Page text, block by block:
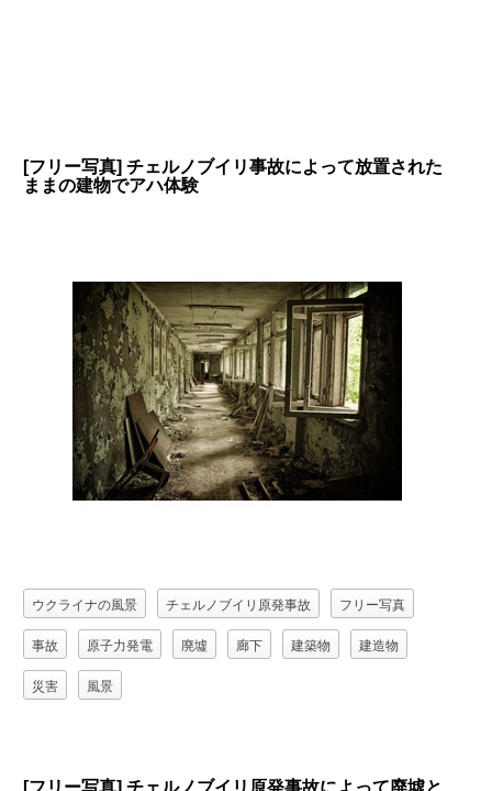
[フリー写真] チェルノブイリ事故によって放置された
ままの建物でアハ体験
ウクライナの風景 チェルノブイリ原発事故 フリー写真
事故 原子力発電 廃墟 廊下 建築物 建造物
災害 風景
[フリー写真] チェルノブイリ原発事故によって廃墟と